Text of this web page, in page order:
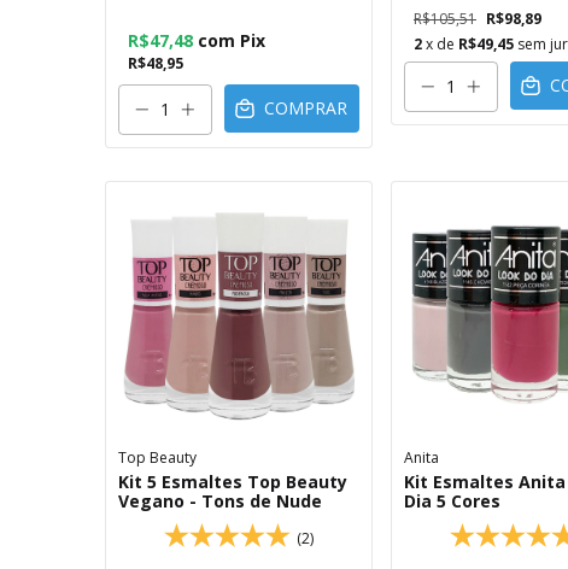
R$48,95
R$47,48 com Pix
COMPRAR
R$105,51 R$98,89
2x de R$49,45 sem
Top Beauty
Kit 5 Esmaltes Top Beauty
Vegano - Tons de Nude
(2)
Anita
Kit Esmaltes Anita
Dia 5 Cores